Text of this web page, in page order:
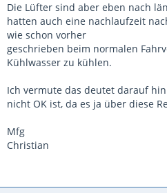
Die Lüfter sind aber eben nach
hatten auch eine nachlaufzeit
wie schon vorher
geschrieben beim normalen
Kühlwasser zu kühlen.
Ich vermute das deutet darauf
nicht OK ist, da es ja über diese
Mfg
Christian